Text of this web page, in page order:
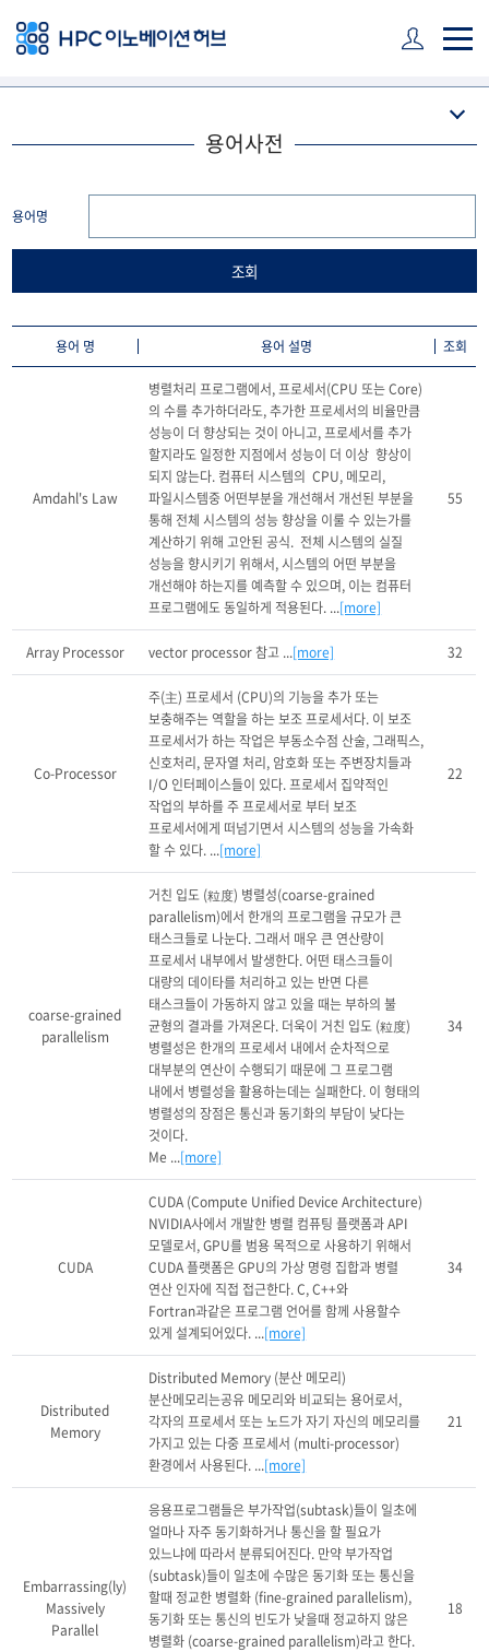
용어사전
용어명
용어 명 용어 설명 조회
Amdahl's Law
병렬처리 프로그램에서, 프로세서(CPU 또는 Core)
의 수를 추가하더라도, 추가한 프로세서의 비율만큼
성능이 더 향상되는 것이 아니고, 프로세서를 추가
할지라도 일정한 지점에서 성능이 더 이상  향상이
되지 않는다. 컴퓨터 시스템의  CPU, 메모리,
파일시스템중 어떤부분을 개선해서 개선된 부분을
통해 전체 시스템의 성능 향상을 이룰 수 있는가를
계산하기 위해 고안된 공식.  전체 시스템의 실질
성능을 향시키기 위해서, 시스템의 어떤 부분을
개선해야 하는지를 예측할 수 있으며, 이는 컴퓨터
프로그램에도 동일하게 적용된다. ...[more]
55
Array Processor vector processor 참고 ...[more] 32
Co-Processor
주(主) 프로세서 (CPU)의 기능을 추가 또는
보충해주는 역할을 하는 보조 프로세서다. 이 보조
프로세서가 하는 작업은 부동소수점 산술, 그래픽스,
신호처리, 문자열 처리, 암호화 또는 주변장치들과
I/O 인터페이스들이 있다. 프로세서 집약적인
작업의 부하를 주 프로세서로 부터 보조
프로세서에게 떠넘기면서 시스템의 성능을 가속화
할 수 있다. ...[more]
22
coarse-grained
parallelism
거친 입도 (粒度) 병렬성(coarse-grained
parallelism)에서 한개의 프로그램을 규모가 큰
태스크들로 나눈다. 그래서 매우 큰 연산량이
프로세서 내부에서 발생한다. 어떤 태스크들이
대량의 데이타를 처리하고 있는 반면 다른
태스크들이 가동하지 않고 있을 때는 부하의 불
균형의 결과를 가져온다. 더욱이 거친 입도 (粒度)
병렬성은 한개의 프로세서 내에서 순차적으로
대부분의 연산이 수행되기 때문에 그 프로그램
내에서 병렬성을 활용하는데는 실패한다. 이 형태의
병렬성의 장점은 통신과 동기화의 부담이 낮다는
것이다.
Me ...[more]
34
CUDA
CUDA (Compute Unified Device Architecture)
NVIDIA사에서 개발한 병렬 컴퓨팅 플랫폼과 API
모델로서, GPU를 범용 목적으로 사용하기 위해서
CUDA 플랫폼은 GPU의 가상 명령 집합과 병렬
연산 인자에 직접 접근한다. C, C++와
Fortran과같은 프로그램 언어를 함께 사용할수
있게 설계되어있다. ...[more]
34
Distributed
Memory
Distributed Memory (분산 메모리)
분산메모리는공유 메모리와 비교되는 용어로서,
각자의 프로세서 또는 노드가 자기 자신의 메모리를
가지고 있는 다중 프로세서 (multi-processor)
환경에서 사용된다. ...[more]
21
Embarrassing(ly)
Massively
Parallel
응용프로그램들은 부가작업(subtask)들이 일초에
얼마나 자주 동기화하거나 통신을 할 필요가
있느냐에 따라서 분류되어진다. 만약 부가작업
(subtask)들이 일초에 수많은 동기화 또는 통신을
할때 정교한 병렬화 (fine-grained parallelism),
동기화 또는 통신의 빈도가 낮을때 정교하지 않은
병렬화 (coarse-grained parallelism)라고 한다.
18